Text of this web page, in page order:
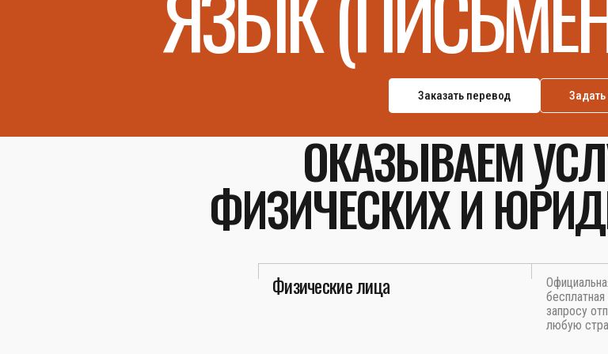
Заказать перевод
ОКАЗЫВАЕМ
ФИЗИЧЕСКИХ И
Физические лица
запросу
любую